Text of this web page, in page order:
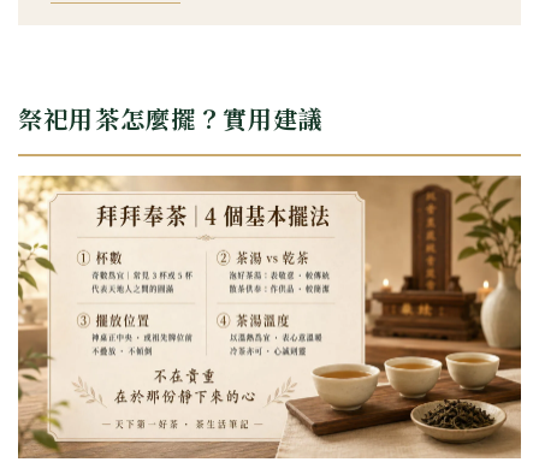
祭祀用茶怎麼擺？實用建議